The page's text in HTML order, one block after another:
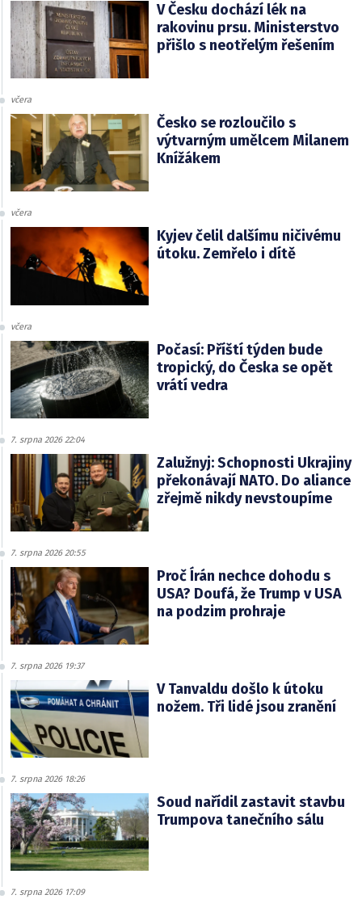
V Česku dochází lék na
rakovinu prsu. Ministerstvo
přišlo s neotřelým řešením
včera
Česko se rozloučilo s
výtvarným umělcem Milanem
Knížákem
včera
Kyjev čelil dalšímu ničivému
útoku. Zemřelo i dítě
včera
Počasí: Příští týden bude
tropický, do Česka se opět
vrátí vedra
7. srpna 2026 22:04
Zalužnyj: Schopnosti Ukrajiny
překonávají NATO. Do aliance
zřejmě nikdy nevstoupíme
7. srpna 2026 20:55
Proč Írán nechce dohodu s
USA? Doufá, že Trump v USA
na podzim prohraje
7. srpna 2026 19:37
V Tanvaldu došlo k útoku
nožem. Tři lidé jsou zranění
7. srpna 2026 18:26
Soud nařídil zastavit stavbu
Trumpova tanečního sálu
7. srpna 2026 17:09